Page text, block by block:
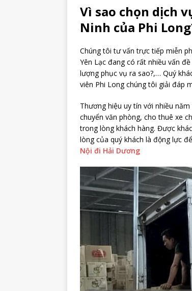
Vì sao chọn dịch
Ninh của Phi
Chúng tôi tư vấn trực tiếp miễn
Yên Lạc đang có rất nhiều vấn
lượng phục vụ ra sao?,… Quý
viên Phi Long chúng tôi giải đáp
Thương hiệu uy tín với nhiều
chuyển văn phòng, cho thuê xe
trong lòng khách hàng. Được
lòng của quý khách là động lực
Nội đi Hải Dương